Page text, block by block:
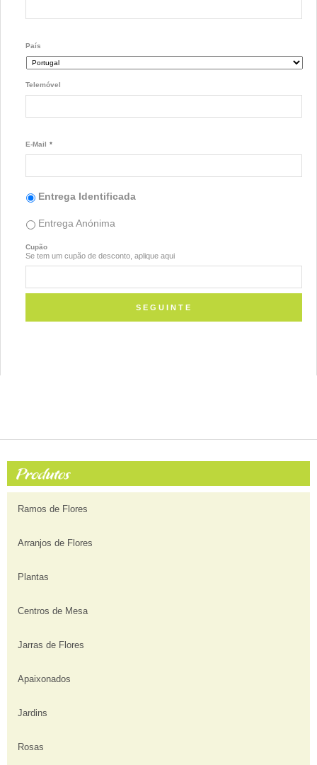
País
Telemóvel
E-Mail *
Entrega Identificada
Entrega Anónima
Cupão
Se tem um cupão de desconto, aplique aqui
Ramos de Flores
Arranjos de Flores
Plantas
Centros de Mesa
Jarras de Flores
Apaixonados
Jardins
Rosas